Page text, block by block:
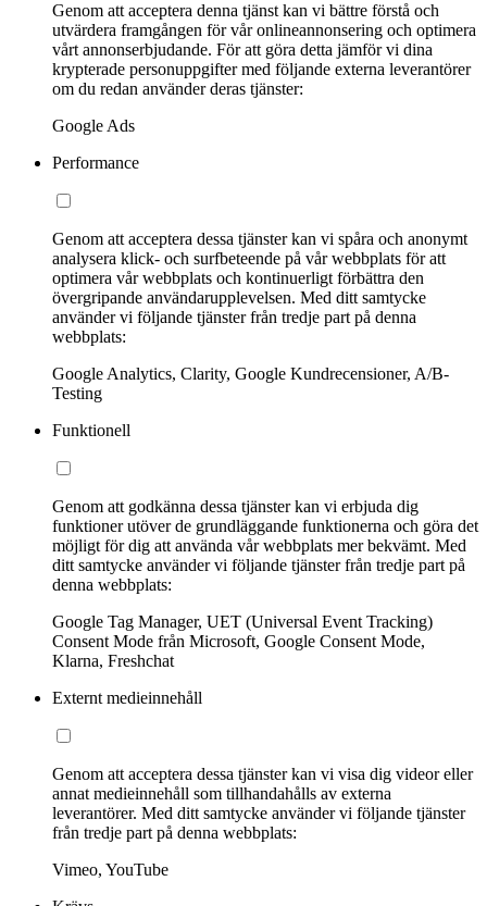
Genom att acceptera denna tjänst kan vi bättre förstå och
utvärdera framgången för vår onlineannonsering och optimera
vårt annonserbjudande. För att göra detta jämför vi dina
krypterade personuppgifter med följande externa leverantörer
om du redan använder deras tjänster:
Google Ads
Performance
Genom att acceptera dessa tjänster kan vi spåra och anonymt
analysera klick- och surfbeteende på vår webbplats för att
optimera vår webbplats och kontinuerligt förbättra den
övergripande användarupplevelsen. Med ditt samtycke
använder vi följande tjänster från tredje part på denna
webbplats:
Google Analytics, Clarity, Google Kundrecensioner, A/B-
Testing
Funktionell
Genom att godkänna dessa tjänster kan vi erbjuda dig
funktioner utöver de grundläggande funktionerna och göra det
möjligt för dig att använda vår webbplats mer bekvämt. Med
ditt samtycke använder vi följande tjänster från tredje part på
denna webbplats:
Google Tag Manager, UET (Universal Event Tracking)
Consent Mode från Microsoft, Google Consent Mode,
Klarna, Freshchat
Externt medieinnehåll
Genom att acceptera dessa tjänster kan vi visa dig videor eller
annat medieinnehåll som tillhandahålls av externa
leverantörer. Med ditt samtycke använder vi följande tjänster
från tredje part på denna webbplats:
Vimeo, YouTube